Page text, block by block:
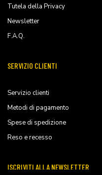
Tutela della Privacy
Newsletter
F.A.Q.
SERVIZIO CLIENTI
Servizio clienti
Metodi di pagamento
Spese di spedizione
Reso e recesso
ISCRIVITI ALLA NEWSLETTER